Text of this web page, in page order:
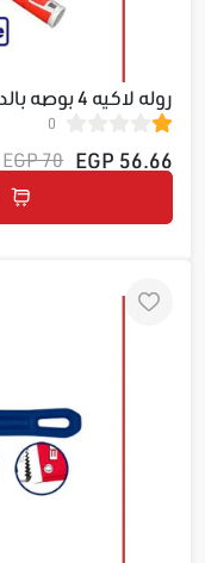
روله لاكيه 4 بوصه بالدراع ECBH061001
0
56.66 EGP
70 EGP